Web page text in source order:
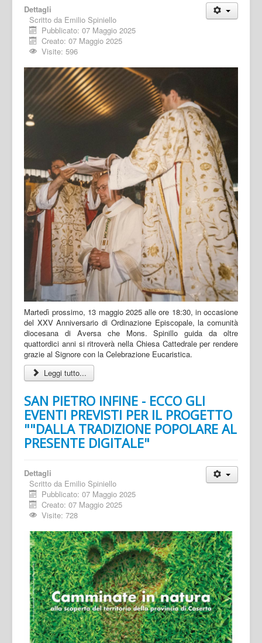
Dettagli
Scritto da Emilio Spiniello
Pubblicato: 07 Maggio 2025
Creato: 07 Maggio 2025
Visite: 596
Martedì prossimo, 13 maggio 2025 alle ore 18:30, in occasione
del XXV Anniversario di Ordinazione Episcopale, la comunità
diocesana di Aversa che Mons. Spinillo guida da oltre
quattordici anni si ritroverà nella Chiesa Cattedrale per rendere
grazie al Signore con la Celebrazione Eucaristica.
Leggi tutto...
SAN PIETRO INFINE - ECCO GLI
EVENTI PREVISTI PER IL PROGETTO
""DALLA TRADIZIONE POPOLARE AL
PRESENTE DIGITALE"
Dettagli
Scritto da Emilio Spiniello
Pubblicato: 07 Maggio 2025
Creato: 07 Maggio 2025
Visite: 728